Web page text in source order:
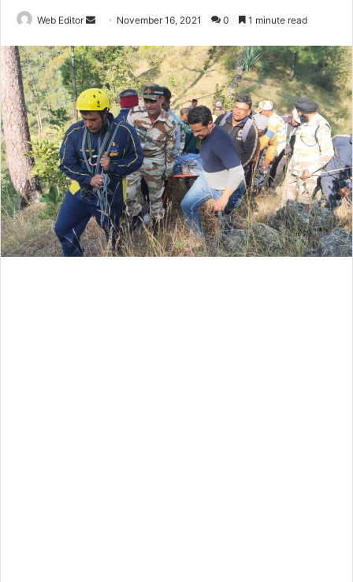
Web Editor
n
d
a
n
e
m
a
i
l
November 16, 2021 0 1 minute read